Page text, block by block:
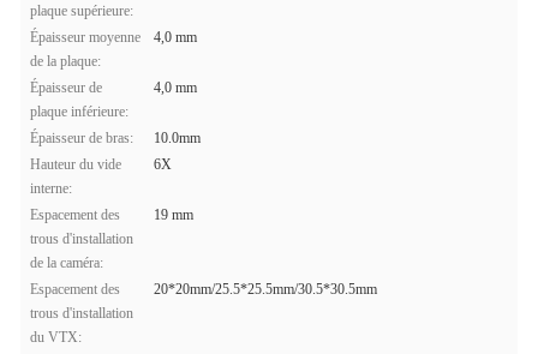
plaque supérieure:
Épaisseur moyenne
de la plaque:
4,0 mm
Épaisseur de
plaque inférieure:
4,0 mm
Épaisseur de bras:
10.0mm
Hauteur du vide
interne:
6X
Espacement des
trous d'installation
de la caméra:
19 mm
Espacement des
trous d'installation
du VTX:
20*20mm/25.5*25.5mm/30.5*30.5mm